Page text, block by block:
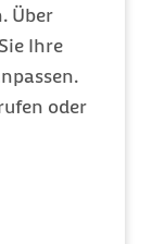
Über
Ihre
oder
) der
einer
der